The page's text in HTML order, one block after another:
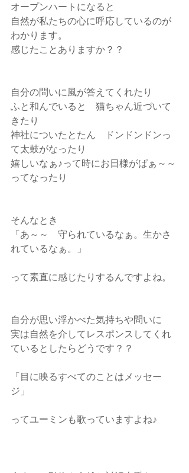
オープンハートになると
自然が私たちの心に呼応しているのが
わかります。
感じたことありますか？？
自分の問いに風が答えてくれたり
ふと和んでいると　猫ちゃん近づいて
きたり
神社についたとたん　ドンドンドンっ
て太鼓がなったり
嬉しいなぁ♪って時にお日様がぱぁ～～
ってなったり
そんなとき
「あ～～　守られているなぁ。生かさ
れているなぁ。」
って素直に感じたりするんですよね。
自分が思い浮かべた気持ちや問いに
実は自然を介してレスポンスしてくれ
ているとしたらどうです？？
「目に映るすべてのことはメッセー
ジ」
ってユーミンも歌っていますよね♪